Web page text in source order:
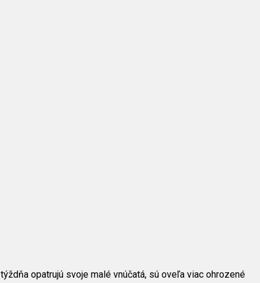
opatrujú svoje malé vnúčatá, sú oveľa viac ohrozené